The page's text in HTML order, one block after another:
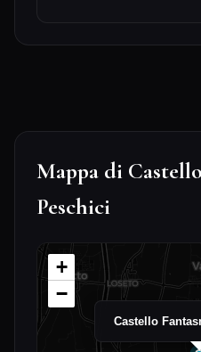
Mappa di
Peschici
Castello
+
−